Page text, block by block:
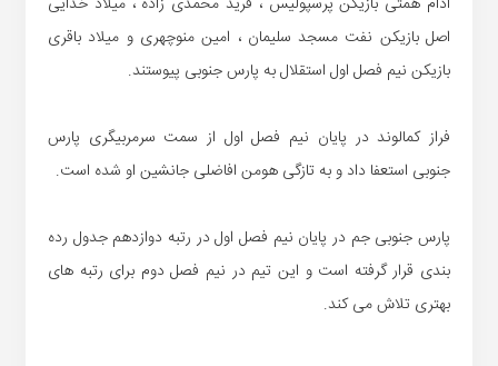
اصل بازیکن نفت مسجد سلیمان ، امین منوچهری و میلاد باقری
بازیکن نیم فصل اول استقلال به پارس جنوبی پیوستند.
فراز کمالوند در پایان نیم فصل اول از سمت سرمربیگری پارس
جنوبی استعفا داد و به تازگی هومن افاضلی جانشین او شده است.
پارس جنوبی جم در پایان نیم فصل اول در رتبه دوازدهم جدول رده
بندی قرار گرفته است و این تیم در نیم فصل دوم برای رتبه های
بهتری تلاش می کند.